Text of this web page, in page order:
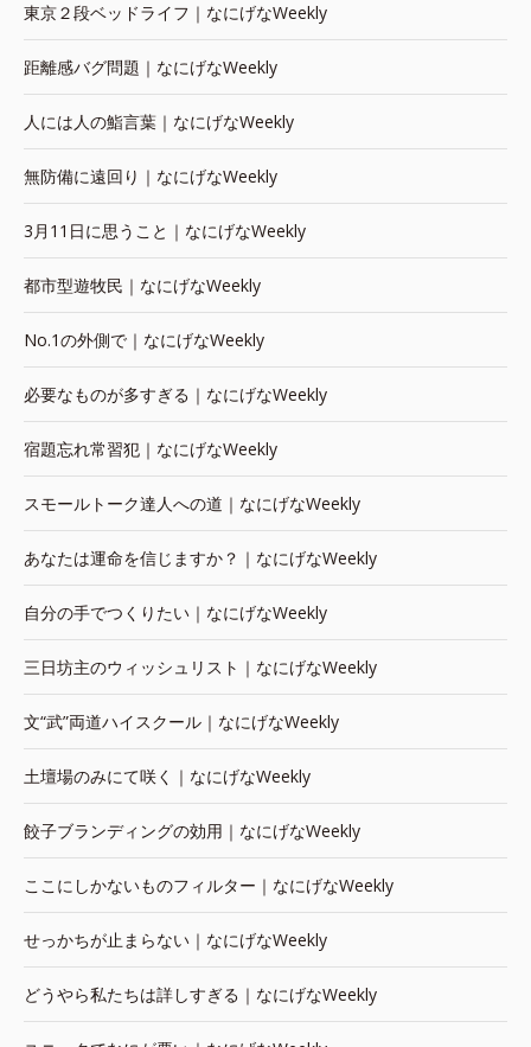
東京２段ベッドライフ｜なにげなWeekly
距離感バグ問題｜なにげなWeekly
人には人の鮨言葉｜なにげなWeekly
無防備に遠回り｜なにげなWeekly
3月11日に思うこと｜なにげなWeekly
都市型遊牧民｜なにげなWeekly
No.1の外側で｜なにげなWeekly
必要なものが多すぎる｜なにげなWeekly
宿題忘れ常習犯｜なにげなWeekly
スモールトーク達人への道｜なにげなWeekly
あなたは運命を信じますか？｜なにげなWeekly
自分の手でつくりたい｜なにげなWeekly
三日坊主のウィッシュリスト｜なにげなWeekly
文“武”両道ハイスクール｜なにげなWeekly
土壇場のみにて咲く｜なにげなWeekly
餃子ブランディングの効用｜なにげなWeekly
ここにしかないものフィルター｜なにげなWeekly
せっかちが止まらない｜なにげなWeekly
どうやら私たちは詳しすぎる｜なにげなWeekly